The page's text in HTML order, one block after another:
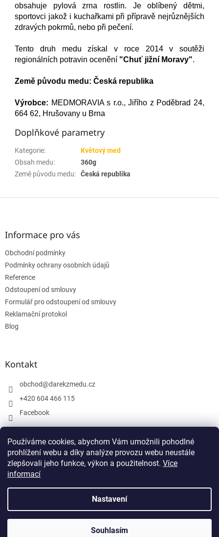
Používáme cookies, abychom Vám umožnili pohodlné
prohlížení webu a díky analýze provozu webu neustále
zlepšovali jeho funkce, výkon a použitelnost. Více
informací
Nastavení
Souhlasím
obsahuje pylová zrna rostlin. Je oblíbený dětmi,
sportovci jakož i kuchařkami při přípravě nejrůznějších
zdravých pokrmů, nebo při pečení.
Tento druh medu získal v roce 2014 v soutěži
regionálních potravin ocenění "Chuť jižní Moravy".
Země původu medu: Česká republika
Výrobce: MEDMORAVIA s r.o., Jiřího z Poděbrad 24,
664 62, Hrušovany u Brna
Doplňkové parametry
Kategorie:
Květový med
Obsah medu:
360g
Země původu medu: Česká republika
Z
Informace pro vás
Obchodní podmínky
Podmínky ochrany osobních údajů
Reference
Odstoupení od smlouvy
Formulář pro odstoupení od smlouvy
Reklamační protokol
Blog
Kontakt
obchod@darekzmedu.cz
+420 604 466 115
Facebook
Facebook
Vytvořil Shoptet
Darekzmedu.cz. Všechna práva vyhrazena.